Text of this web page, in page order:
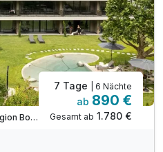
Eppan an der Weinstrasse, Region Bozen
7 Tage | 6 Nächte
ab 890 €
Gesamt ab 1.780 €